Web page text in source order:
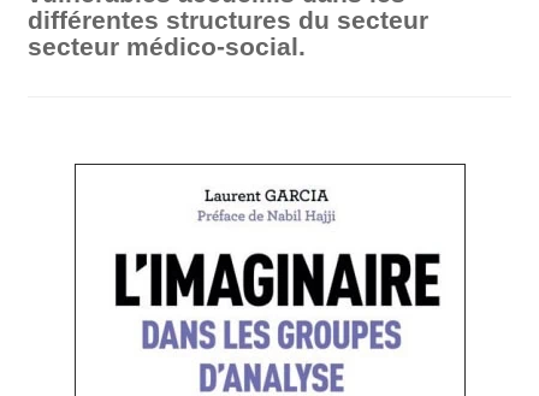
différentes structures du secteur
secteur médico-social.